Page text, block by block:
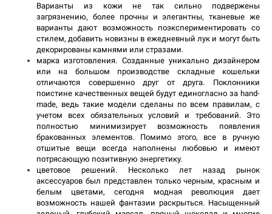
Варианты из кожи не так сильно подвержены
загрязнению, более прочны и элегантны, тканевые же
варианты дают возможность поэкспериментировать со
стилем, добавить новизны в ежедневный лук и могут быть
декорированы камнями или стразами.
марка изготовления. Созданные уникально дизайнером
или на большом производстве складные кошельки
отличаются совершенно друг от друга. Поклонники
поистине качественных вещей будут единогласно за hand-
made, ведь такие модели сделаны по всем правилам, с
учетом всех обязательных условий и требований. Это
полностью минимизирует возможность появления
бракованных элементов. Помимо этого, все в ручную
отшитые вещи всегда наполнены любовью и имеют
потрясающую позитивную энергетику.
цветовое решений. Несколько лет назад рынок
аксессуаров был представлен только черным, красным и
белым цветами, сегодня модная революция дает
возможность нашей фантазии раскрыться. Насыщенный